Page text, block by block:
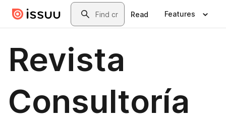
Skip to main contentSearch
Read Features
Revista
Consultoría